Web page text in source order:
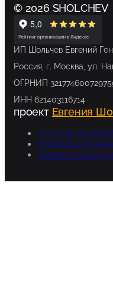
© 2026 SHOLCHEV
ИП Шольчев Евгений
Россия, г. Москва, ул.
ОГРНИП
ИНН 621403116714
проект Евгения
Согласие на
Политика в
Политика